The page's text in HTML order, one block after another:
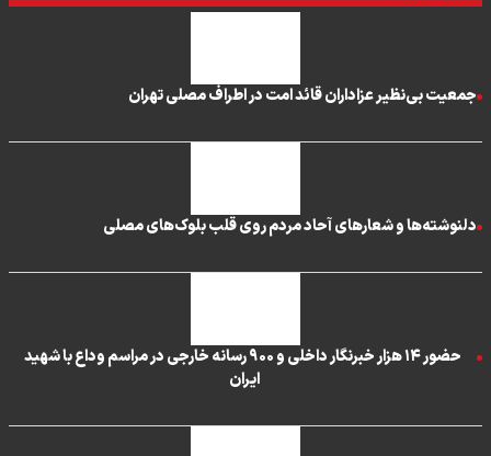
جمعیت بی‌نظیر عزاداران قائد امت در اطراف مصلی تهران
دلنوشته‌ها و شعارهای آحاد مردم روی قلب بلوک‌های مصلی
حضور ۱۴ هزار خبرنگار داخلی و ۹۰۰ رسانه خارجی در مراسم وداع با شهید
ایران ‌